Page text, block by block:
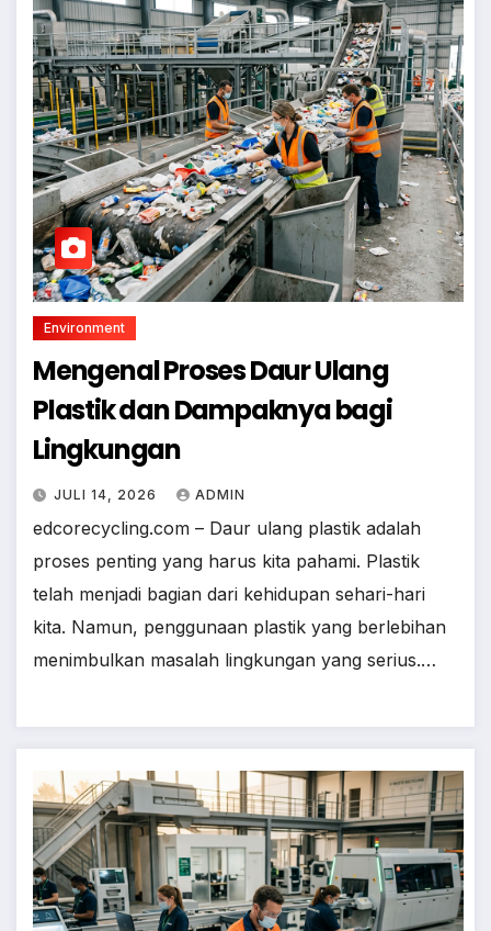
Environment
Mengenal Proses Daur Ulang
Plastik dan Dampaknya bagi
Lingkungan
JULI 14, 2026 ADMIN
edcorecycling.com – Daur ulang plastik adalah
proses penting yang harus kita pahami. Plastik
telah menjadi bagian dari kehidupan sehari-hari
kita. Namun, penggunaan plastik yang berlebihan
menimbulkan masalah lingkungan yang serius.…